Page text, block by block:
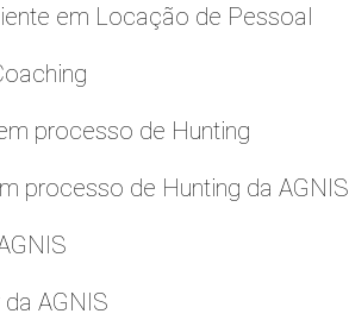
em Locação de Pessoal
processo de Hunting
processo de Hunting da AGNIS
AGNIS